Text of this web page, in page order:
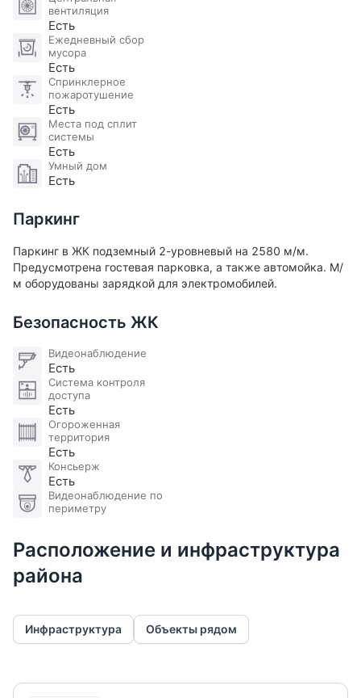
Элитной Недвижимости.
вентиляция
Есть
Ежедневный сбор
мусора
Есть
Спринклерное
пожаротушение
Есть
Места под сплит
системы
Есть
Умный дом
Есть
Паркинг
Паркинг в ЖК подземный 2-уровневый на 2580 м/м.
Предусмотрена гостевая парковка, а также автомойка. М/
м оборудованы зарядкой для электромобилей​.
Безопасность ЖК
Видеонаблюдение
Есть
Система контроля
доступа
Есть
Огороженная
территория
Есть
Консьерж
Есть
Видеонаблюдение по
периметру
Расположение и инфраструктура
района
Инфраструктура Объекты рядом